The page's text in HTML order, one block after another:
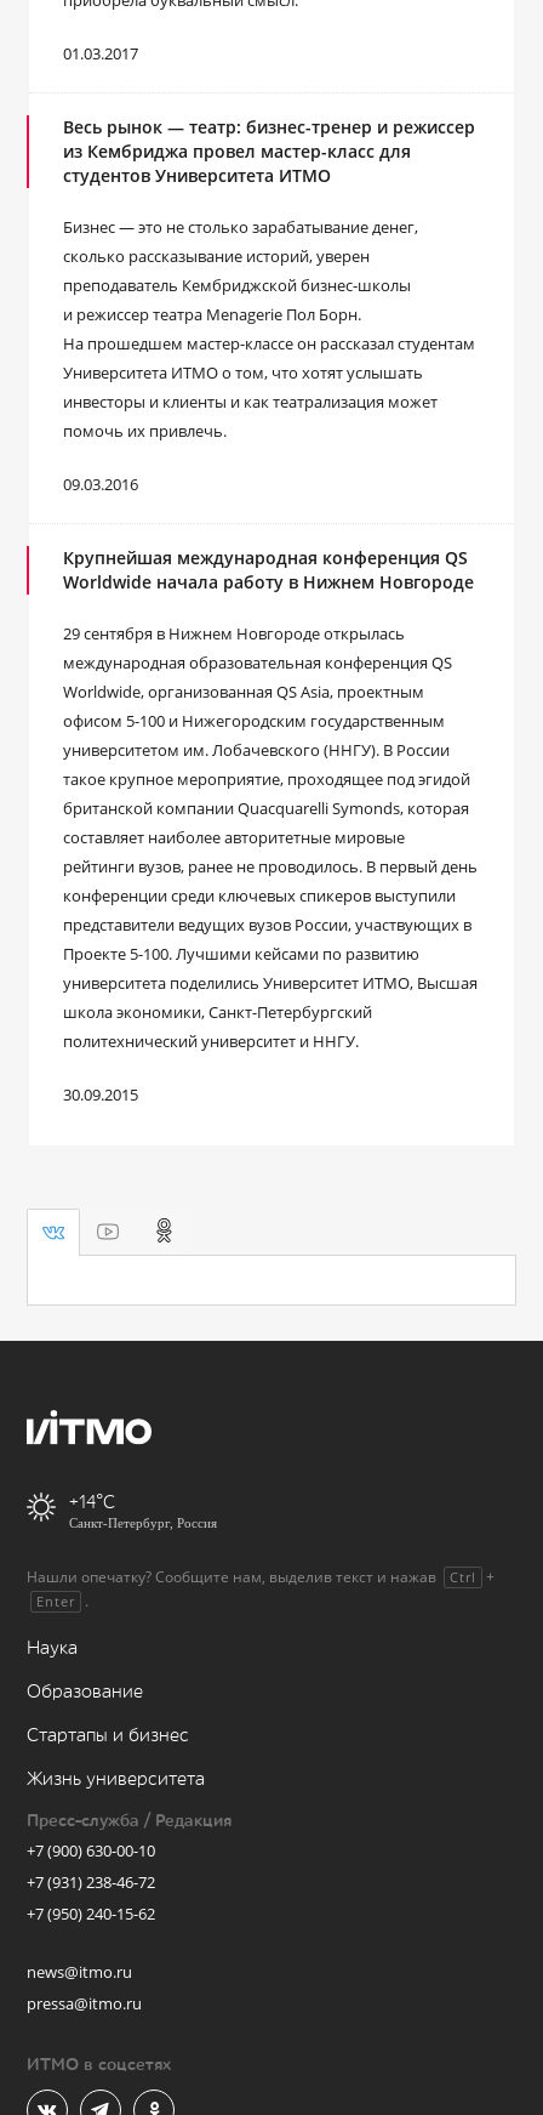
01.03.2017
Весь рынок — театр: бизнес-тренер и режиссер
из Кембриджа провел мастер-класс для
студентов Университета ИТМО
Бизнес — это не столько зарабатывание денег,
сколько рассказывание историй, уверен
преподаватель Кембриджской бизнес-школы
и режиссер театра Menagerie Пол Борн.
На прошедшем мастер-классе он рассказал студентам
Университета ИТМО о том, что хотят услышать
инвесторы и клиенты и как театрализация может
помочь их привлечь.
09.03.2016
Крупнейшая международная конференция QS
Worldwide начала работу в Нижнем Новгороде
29 сентября в Нижнем Новгороде открылась
международная образовательная конференция QS
Worldwide, организованная QS Asia, проектным
офисом 5-100 и Нижегородским государственным
университетом им. Лобачевского (ННГУ). В России
такое крупное мероприятие, проходящее под эгидой
британской компании Quacquarelli Symonds, которая
составляет наиболее авторитетные мировые
рейтинги вузов, ранее не проводилось. В первый день
конференции среди ключевых спикеров выступили
представители ведущих вузов России, участвующих в
Проекте 5-100. Лучшими кейсами по развитию
университета поделились Университет ИТМО, Высшая
школа экономики, Санкт-Петербургский
политехнический университет и ННГУ.
30.09.2015
+14
Санкт-Петербург, Россия
Нашли опечатку? Сообщите нам, выделив текст и нажав Ctrl +
Enter .
Наука
Образование
Стартапы и бизнес
Жизнь университета
Пресс-служба / Редакция
+7 (900) 630-00-10
+7 (931) 238-46-72
+7 (950) 240-15-62
news@itmo.ru
pressa@itmo.ru
ИТМО в соцсетях